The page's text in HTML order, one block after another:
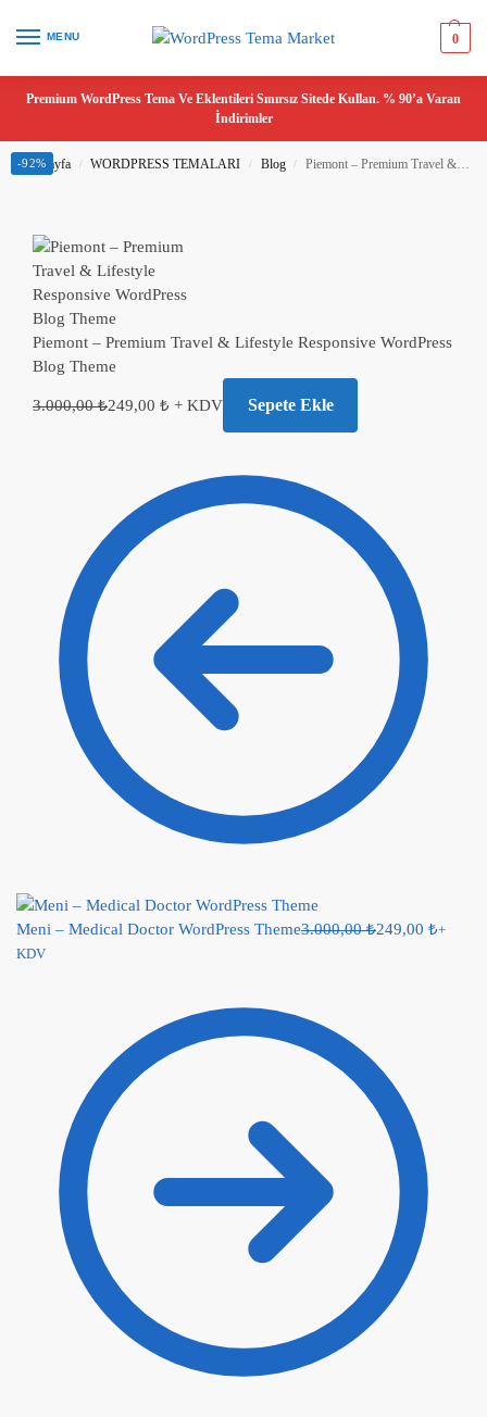
MENU 0
Premium WordPress Tema Ve Eklentileri Sınırsız Sitede Kullan. % 90’a Varan
İndirimler
Ana Sayfa / WORDPRESS TEMALARI / Blog / Piemont – Premium Travel & Lifestyle Responsive WordPress Blog Theme
Piemont – Premium Travel & Lifestyle Responsive WordPress
Blog Theme
3.000,00₺249,00 ₺ + KDV Sepete Ekle
Meni – Medical Doctor WordPress Theme3.000,00₺249,00 ₺+
KDV
-92%